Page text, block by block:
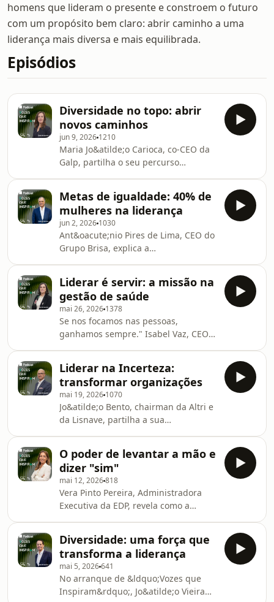
homens que lideram o presente e constroem o futuro
com um propósito bem claro: abrir caminho a uma
liderança mais diversa e mais equilibrada.
Episódios
Diversidade no topo: abrir
novos caminhos
jun 9, 2026 1210
Maria Jo&atilde;o Carioca, co-CEO da
Galp, partilha o seu percurso
lideran&ccedil;a, o impacto da
diversidade e a gest&atilde;o em
contextos de incerteza.See
omnystudio.com/listener for privacy
information.
Metas de igualdade: 40% de
mulheres na liderança
jun 2, 2026 1030
Ant&oacute;nio Pires de Lima, CEO do
Grupo Brisa, explica a
promover um mundo empresarial
mais justo e com maior
representa&ccedil;&atilde;o
feminina.See
omnystudio.com/listener for privacy
information.
Liderar é servir: a missão na
gestão de saúde
mai 26, 2026 1378
Se nos focamos nas pessoas,
ganhamos sempre." Isabel Vaz, CEO
refor&ccedil;ando que liderar
&eacute; um ato de servi&ccedil;o e
que a diversidade &eacute;
fundamental nas equipas.See
omnystudio.com/listener for privacy
information.
Liderar na Incerteza:
transformar organizações
mai 19, 2026 1070
Jo&atilde;o Bento, chairman da Altri e
da Lisnave, partilha a sua
em crise, revelando como mobilizar
equipas quando o futuro &eacute;
incerto.See omnystudio.com/listener
for privacy information.
O poder de levantar a mão e
dizer "sim"
mai 12, 2026818
Vera Pinto Pereira, Administradora
Executiva da EDP, revela como a
carreira. Uma li&ccedil;&atilde;o de
ambi&ccedil;&atilde;o e coragem para
futuras l&iacute;deres.See
omnystudio.com/listener for privacy
information.
Diversidade: uma força que
transforma a liderança
mai 5, 2026641
No arranque de &ldquo;Vozes que
Inspiram&rdquo;, Jo&atilde;o Vieira